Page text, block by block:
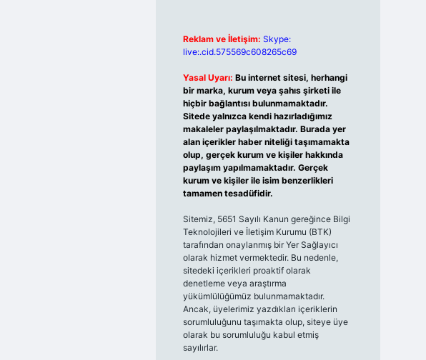
Reklam ve İletişim: Skype:
live:.cid.575569c608265c69
Yasal Uyarı: Bu internet sitesi, herhangi
bir marka, kurum veya şahıs şirketi ile
hiçbir bağlantısı bulunmamaktadır.
Sitede yalnızca kendi hazırladığımız
makaleler paylaşılmaktadır. Burada yer
alan içerikler haber niteliği taşımamakta
olup, gerçek kurum ve kişiler hakkında
paylaşım yapılmamaktadır. Gerçek
kurum ve kişiler ile isim benzerlikleri
tamamen tesadüfidir.
Sitemiz, 5651 Sayılı Kanun gereğince Bilgi
Teknolojileri ve İletişim Kurumu (BTK)
tarafından onaylanmış bir Yer Sağlayıcı
olarak hizmet vermektedir. Bu nedenle,
sitedeki içerikleri proaktif olarak
denetleme veya araştırma
yükümlülüğümüz bulunmamaktadır.
Ancak, üyelerimiz yazdıkları içeriklerin
sorumluluğunu taşımakta olup, siteye üye
olarak bu sorumluluğu kabul etmiş
sayılırlar.